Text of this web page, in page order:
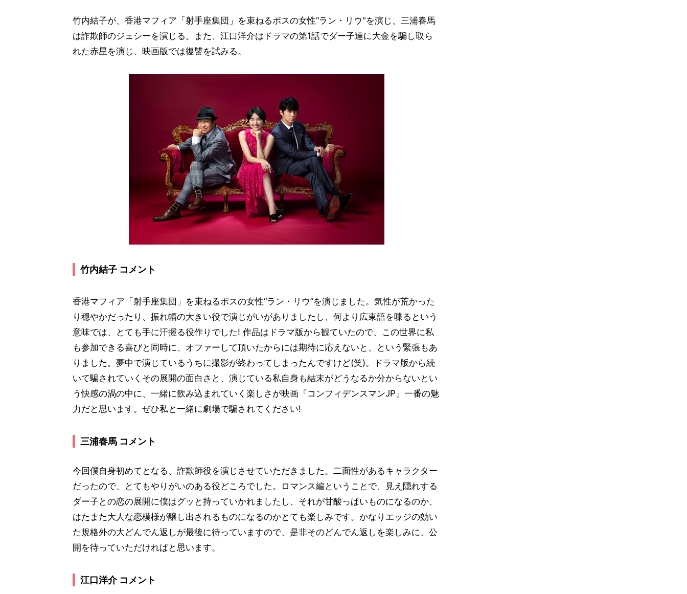
竹内結子が、香港マフィア「射手座集団」を束ねるボスの女性“ラン・リウ"を演じ、三浦春馬
は詐欺師のジェシーを演じる。また、江口洋介はドラマの第1話でダー子達に大金を騙し取ら
れた赤星を演じ、映画版では復讐を試みる。
竹内結子 コメント
香港マフィア「射手座集団」を束ねるボスの女性“ラン・リウ”を演じました。気性が荒かった
り穏やかだったり、振れ幅の大きい役で演じがいがありましたし、何より広東語を喋るという
意味では、とても手に汗握る役作りでした! 作品はドラマ版から観ていたので、この世界に私
も参加できる喜びと同時に、オファーして頂いたからには期待に応えないと、という緊張もあ
りました。夢中で演じているうちに撮影が終わってしまったんですけど(笑)。ドラマ版から続
いて騙されていくその展開の面白さと、演じている私自身も結末がどうなるか分からないとい
う快感の渦の中に、一緒に飲み込まれていく楽しさが映画『コンフィデンスマンJP』一番の魅
力だと思います。ぜひ私と一緒に劇場で騙されてください!
三浦春馬 コメント
今回僕自身初めてとなる、詐欺師役を演じさせていただきました。二面性があるキャラクター
だったので、とてもやりがいのある役どころでした。ロマンス編ということで、見え隠れする
ダー子との恋の展開に僕はグッと持っていかれましたし、それが甘酸っぱいものになるのか、
はたまた大人な恋模様が醸し出されるものになるのかとても楽しみです。かなりエッジの効い
た規格外の大どんでん返しが最後に待っていますので、是非そのどんでん返しを楽しみに、公
開を待っていただければと思います。
江口洋介 コメント